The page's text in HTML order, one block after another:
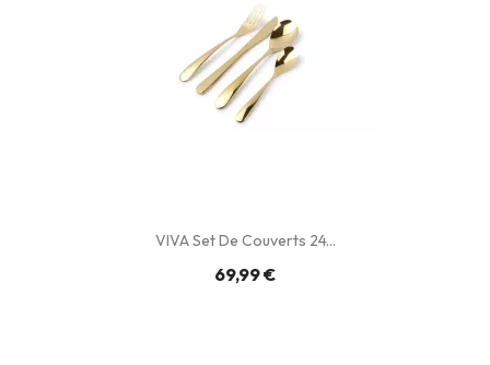
VIVA Set De Couverts 24...
69,99 €